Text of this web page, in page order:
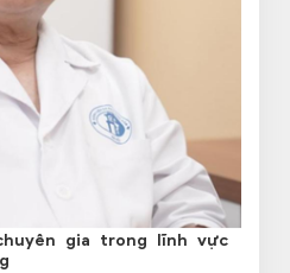
gia trong lĩnh vực